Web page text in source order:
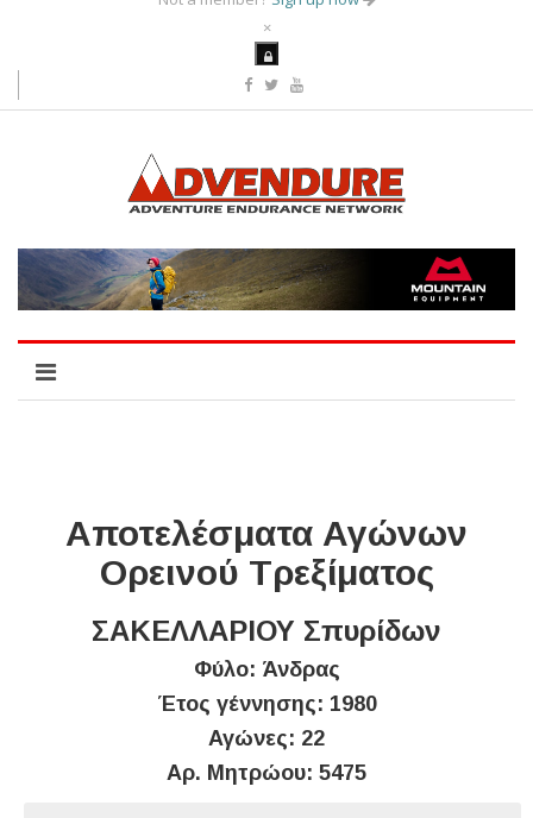
×
Αποτελέσματα Αγώνων
Ορεινού Τρεξίματος
ΣΑΚΕΛΛΑΡΙΟΥ Σπυρίδων
Φύλο: Άνδρας
Έτος γέννησης: 1980
Αγώνες: 22
Αρ. Μητρώου: 5475